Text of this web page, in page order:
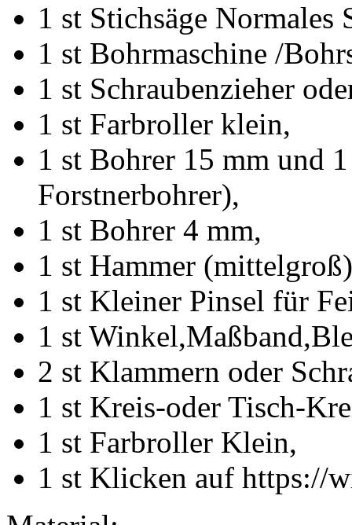
1 st Stichsäge
1 st Bohrmaschine /
1 st Schraubenzieher
1 st Farbroller klein,
1 st Bohrer 15 mm und
Forstnerbohrer),
1 st Bohrer 4 mm,
1 st Hammer
1 st Kleiner Pinsel für
1 st
2 st Klammern oder
1 st Kreis-oder Tisch-
1 st Farbroller Klein,
1 st Klicken auf https://